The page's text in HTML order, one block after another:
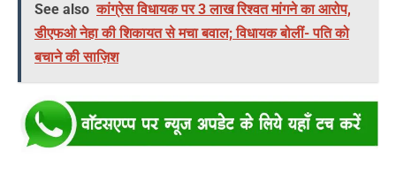
See also कांग्रेस विधायक पर 3 लाख रिश्वत मांगने का आरोप,
डीएफओ नेहा की शिकायत से मचा बवाल; विधायक बोलीं- पति को
बचाने की साज़िश